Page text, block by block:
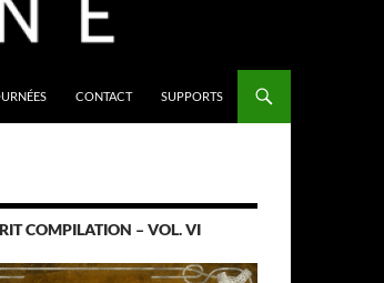
CONTACT SUPPORTS
COMPILATION – VOL. VI